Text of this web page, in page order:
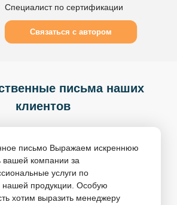
Специалист по сертификации
Связаться с автором
письма наших
клиентов
письмо Выражаем искреннюю
вашей компании за
услуги по
нашей продукции. Особую
хотим выразить менеджеру